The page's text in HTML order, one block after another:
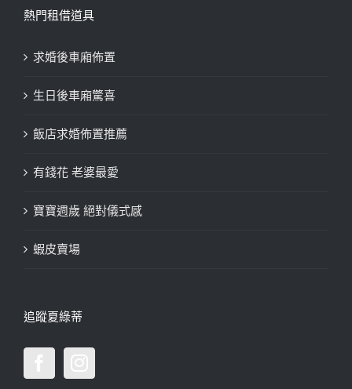
熱門租借道具
求婚後車廂佈置
生日後車廂驚喜
飯店求婚佈置推薦
有錢花 老婆最愛
寶寶週歲 絕對儀式感
蝦皮賣場
追蹤夏綠蒂